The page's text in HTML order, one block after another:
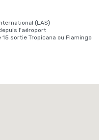
(LAS)
l'aéroport
sortie Tropicana ou Flamingo